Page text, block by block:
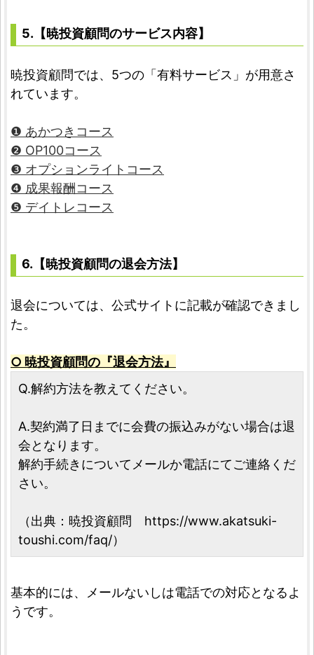
5.【暁投資顧問のサービス内容】
暁投資顧問では、5つの「有料サービス」が用意さ
れています。
❶ あかつきコース
❷ OP100コース
❸ オプションライトコース
❹ 成果報酬コース
❺ デイトレコース
6.【暁投資顧問の退会方法】
退会については、公式サイトに記載が確認できまし
た。
○ 暁投資顧問の『退会方法』
Q.解約方法を教えてください。
A.契約満了日までに会費の振込みがない場合は退
会となります。
解約手続きについてメールか電話にてご連絡くだ
さい。
（出典：暁投資顧問 https://www.akatsuki-
toushi.com/faq/）
基本的には、メールないしは電話での対応となるよ
うです。